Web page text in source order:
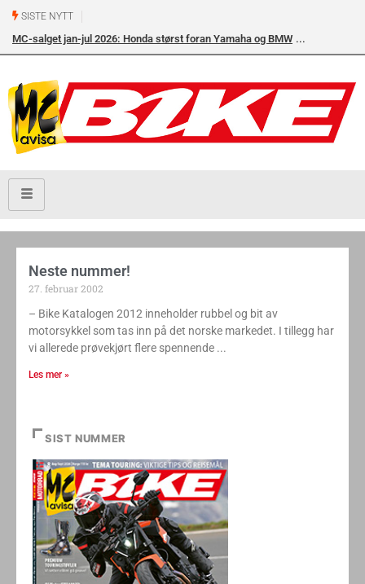
SISTE NYTT
MC-salget jan-jul 2026: Honda størst foran Yamaha og BMW
Neste nummer!
27. februar 2002
– Bike Katalogen 2012 inneholder rubbel og bit av
motorsykkel som tas inn på det norske markedet. I tillegg har
vi allerede prøvekjørt flere spennende
Les mer »
SIST NUMMER